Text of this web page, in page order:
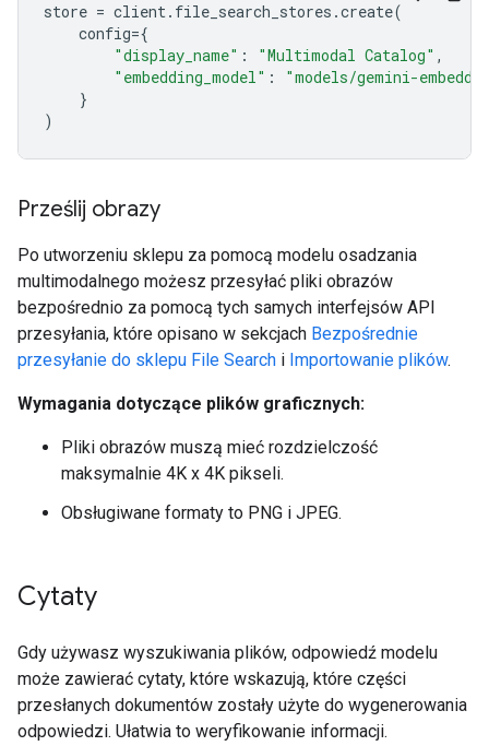
store = client. file_search_stores .create(
config={
"display_name" : "Multimodal Catalog" ,
"embedding_model" :
"models/gemini-
}
)
Prześlij obrazy
Po utworzeniu sklepu za pomocą modelu osadzania
multimodalnego możesz przesyłać pliki obrazów
bezpośrednio za pomocą tych samych interfejsów API
przesyłania, które opisano w sekcjach Bezpośrednie
przesyłanie do sklepu File Search i Importowanie plików.
Wymagania dotyczące plików graficznych:
Pliki obrazów muszą mieć rozdzielczość
maksymalnie 4K x 4K pikseli.
Obsługiwane formaty to PNG i JPEG.
Cytaty
Gdy używasz wyszukiwania plików, odpowiedź modelu
może zawierać cytaty, które wskazują, które części
przesłanych dokumentów zostały użyte do wygenerowania
odpowiedzi. Ułatwia to weryfikowanie informacji.